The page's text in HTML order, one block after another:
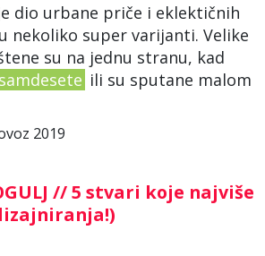
dio urbane priče i eklektičnih
nekoliko super varijanti. Velike
su na jednu stranu, kad
ili su sputane malom
2019
// 5 stvari koje najviše